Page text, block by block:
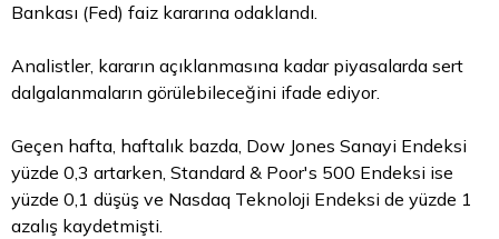
Bankası (Fed) faiz kararına odaklandı.
Analistler, kararın açıklanmasına kadar piyasalarda sert
dalgalanmaların görülebileceğini ifade ediyor.
Geçen hafta, haftalık bazda, Dow Jones Sanayi Endeksi
yüzde 0,3 artarken, Standard & Poor's 500 Endeksi ise
yüzde 0,1 düşüş ve Nasdaq Teknoloji Endeksi de yüzde 1
azalış kaydetmişti.